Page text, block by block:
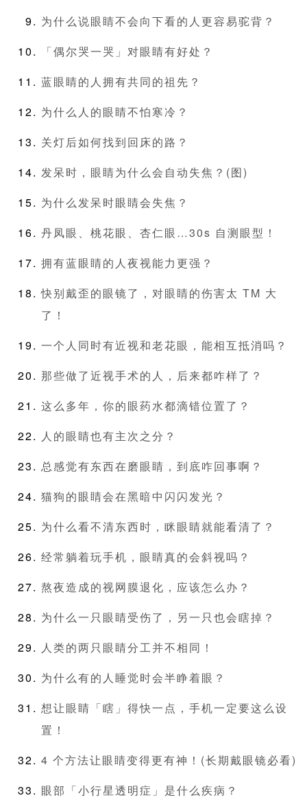
为什么说眼睛不会向下看的人更容易驼背？
「偶尔哭一哭」对眼睛有好处？
蓝眼睛的人拥有共同的祖先？
为什么人的眼睛不怕寒冷？
关灯后如何找到回床的路？
发呆时，眼睛为什么会自动失焦？(图)
为什么发呆时眼睛会失焦？
丹凤眼、桃花眼、杏仁眼…30s 自测眼型！
拥有蓝眼睛的人夜视能力更强？
快别戴歪的眼镜了，对眼睛的伤害太 TM 大
了！
一个人同时有近视和老花眼，能相互抵消吗？
那些做了近视手术的人，后来都咋样了？
这么多年，你的眼药水都滴错位置了？
人的眼睛也有主次之分？
总感觉有东西在磨眼睛，到底咋回事啊？
猫狗的眼睛会在黑暗中闪闪发光？
为什么看不清东西时，眯眼睛就能看清了？
经常躺着玩手机，眼睛真的会斜视吗？
熬夜造成的视网膜退化，应该怎么办？
为什么一只眼睛受伤了，另一只也会瞎掉？
人类的两只眼睛分工并不相同！
为什么有的人睡觉时会半睁着眼？
想让眼睛「瞎」得快一点，手机一定要这么设
置！
4 个方法让眼睛变得更有神！(长期戴眼镜必看)
眼部「小行星透明症」是什么疾病？